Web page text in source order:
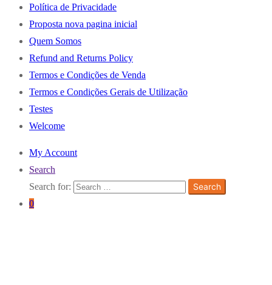
Política de Privacidade
Proposta nova pagina inicial
Quem Somos
Refund and Returns Policy
Termos e Condições de Venda
Termos e Condições Gerais de Utilização
Testes
Welcome
My Account
Search
Search for:
Search
0